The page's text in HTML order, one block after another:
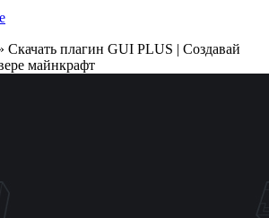
Скачать плагин GUI PLUS | Создавай
майнкрафт